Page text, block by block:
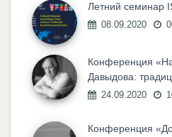
Летний семинар
08.09.2020
Конференция
Давыдова:
24.09.2020
Конференция